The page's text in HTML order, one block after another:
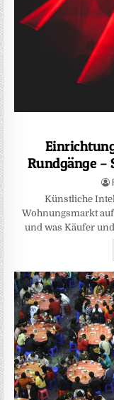
Rundgänge –
Künstliche
Wohnungsmarkt
und was Käufer